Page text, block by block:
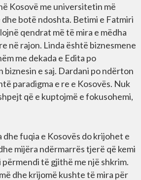
Kosovë me universitetin më
botë ndoshta. Betimi e Fatmiri
qendrat më të mira e mëdha
në rajon. Linda është biznesmene
me dekada e Edita po
biznesin e saj. Dardani po ndërton
paradigma e re e Kosovës. Nuk
që e kuptojmë e fokusohemi,
fuqia e Kosovës do krijohet e
mijëra ndërmarrës tjerë që kemi
përmendi të gjithë me një shkrim.
dhe krijomë kushte të mira për